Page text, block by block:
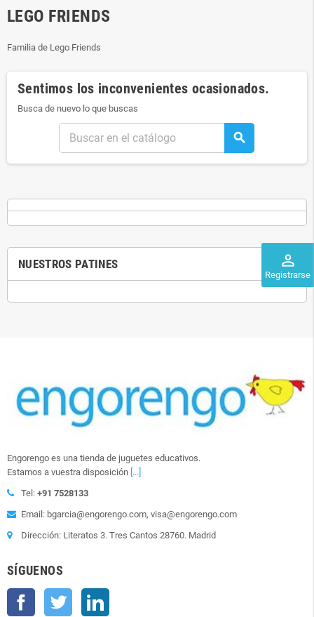
perm_identity
Registrarse
NUESTROS PATINES
LEGO FRIENDS
Familia de Lego Friends
Sentimos los inconvenientes ocasionados.
Busca de nuevo lo que buscas
search
Engorengo es una tienda de juguetes educativos.
Estamos a vuestra disposición [...]
Tel: +91 7528133
Email: bgarcia@engorengo.com, visa@engorengo.com
Dirección: Literatos 3. Tres Cantos 28760. Madrid
SÍGUENOS
Facebook Twitter